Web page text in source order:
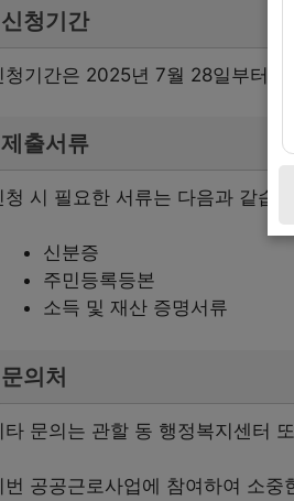
신청기간
청기간은 2025년 7월 28일부터 8
제출서류
청 시 필요한 서류는 다음과 같습니
신분증
주민등록등본
소득 및 재산 증명서류
문의처
타 문의는 관할 동 행정복지센터
번 공공근로사업에 참여하여 소